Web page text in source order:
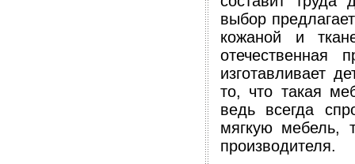
выбор
кожаной и
отечественная
изготавливает
то, что такая
ведь всегда
мягкую мебель,
производителя.